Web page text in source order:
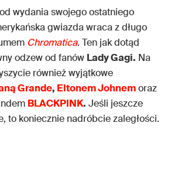
wydania swojego ostatniego
gwiazda wraca z długo
Chromatica.Ten jak dotąd
odzew od fanów Lady Gagi. Na
również wyjątkowe
Grande, Eltonem Johnemoraz
BLACKPINK. Jeśli jeszcze
to koniecznie nadróbcie zaległości.